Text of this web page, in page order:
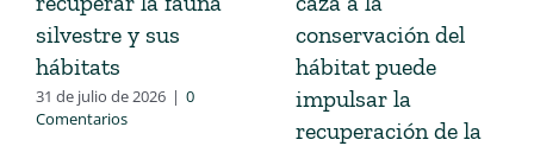
silvestre y sus
hábitats
31 de julio de 2026 | 0
Comentarios
conservación del
hábitat puede
impulsar la
recuperación de la